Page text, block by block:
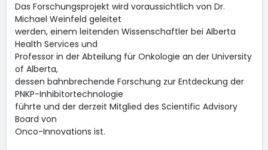
Das Forschungsprojekt wird voraussichtlich von Dr.
Michael Weinfeld geleitet
werden, einem leitenden Wissenschaftler bei Alberta
Health Services und
Professor in der Abteilung für Onkologie an der University
of Alberta,
dessen bahnbrechende Forschung zur Entdeckung der
PNKP-Inhibitortechnologie
führte und der derzeit Mitglied des Scientific Advisory
Board von
Onco-Innovations ist.